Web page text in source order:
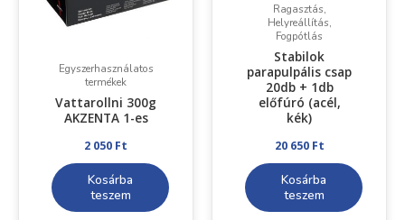
Egyszerhasználatos
termékek
Vattarollni 300g
AKZENTA 1-es
2 050 Ft
Kosárba
teszem
Ragasztás,
Helyreállítás,
Fogpótlás
Stabilok
parapulpális csap
20db + 1db
előfúró (acél,
kék)
20 650 Ft
Kosárba
teszem